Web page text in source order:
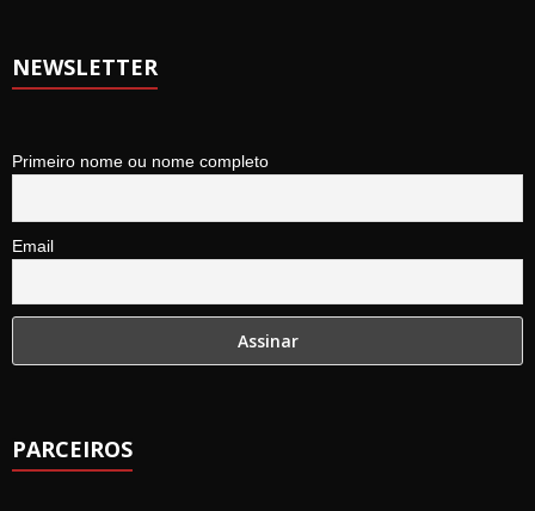
NEWSLETTER
Primeiro nome ou nome completo
Email
PARCEIROS